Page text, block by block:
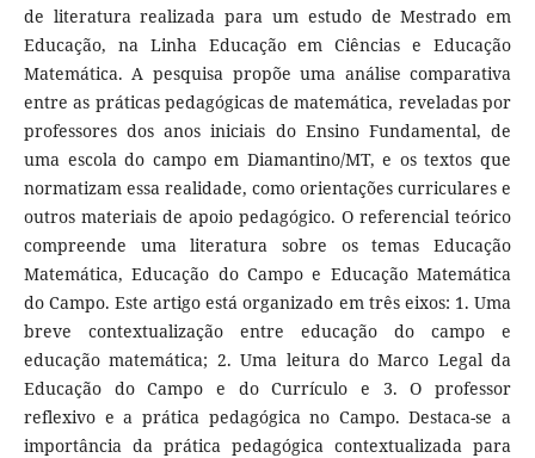
de literatura realizada para um estudo de Mestrado em
Educação, na Linha Educação em Ciências e Educação
Matemática. A pesquisa propõe uma análise comparativa
entre as práticas pedagógicas de matemática, reveladas por
professores dos anos iniciais do Ensino Fundamental, de
uma escola do campo em Diamantino/MT, e os textos que
normatizam essa realidade, como orientações curriculares e
outros materiais de apoio pedagógico. O referencial teórico
compreende uma literatura sobre os temas Educação
Matemática, Educação do Campo e Educação Matemática
do Campo. Este artigo está organizado em três eixos: 1. Uma
breve contextualização entre educação do campo e
educação matemática; 2. Uma leitura do Marco Legal da
Educação do Campo e do Currículo e 3. O professor
reflexivo e a prática pedagógica no Campo. Destaca-se a
importância da prática pedagógica contextualizada para